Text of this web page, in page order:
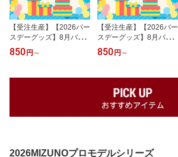
【受注生産】【2026バー
スデーグッズ】8月バー
スデー│#40江原 雅裕【1
0月中旬以降発送予定】
BD】
850 円 ～
【受注生産】【2026バー
スデーグッズ】8月バー
スデー│#51小郷 裕哉【1
0月中旬以降発送予定】
BD】
850 円 ～
2026MIZUNOプロモデルシリーズ